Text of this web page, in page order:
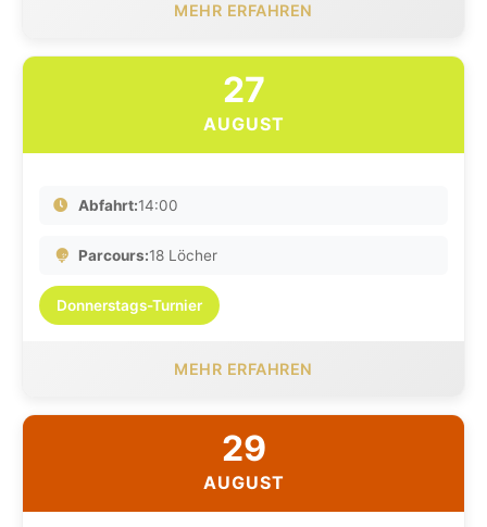
MEHR ERFAHREN
27
AUGUST
Abfahrt:14:00
Parcours:18 Löcher
Donnerstags-Turnier
MEHR ERFAHREN
29
AUGUST